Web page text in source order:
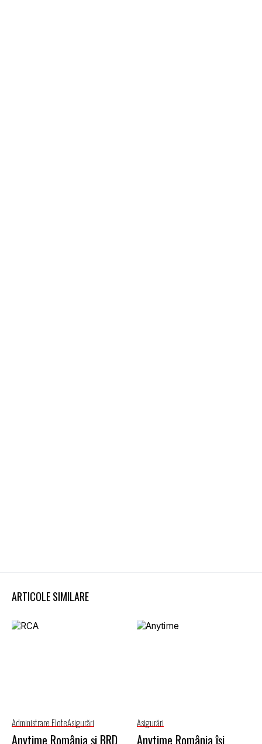
ARTICOLE SIMILARE
Administrare FloteAsigurări
Anytime România și BRD
Asigurări
Anytime România își